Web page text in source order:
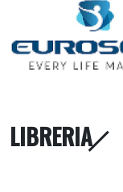
LIBRERIA